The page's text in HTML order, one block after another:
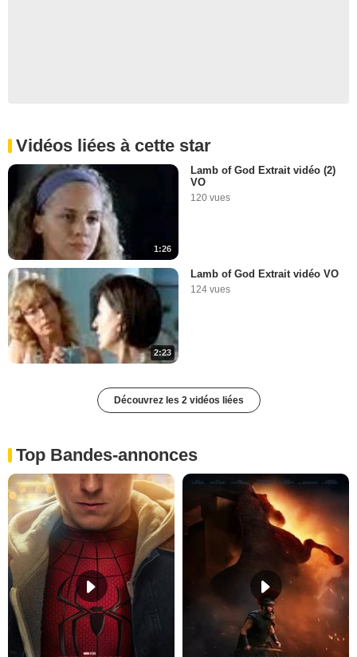
Vidéos liées à cette star
1:26
Lamb of God Extrait vidéo (2)
VO
120 vues
2:23
Lamb of God Extrait vidéo VO
124 vues
Découvrez les 2 vidéos liées
Top Bandes-annonces